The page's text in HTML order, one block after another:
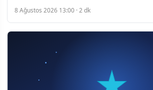
8 Ağustos 2026 13:00 · 2 dk